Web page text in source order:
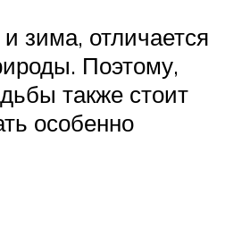
зима, отличается
Поэтому,
также стоит
особенно